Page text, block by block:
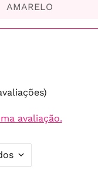
AMARELO
avaliação.